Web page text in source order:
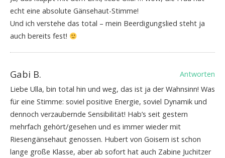
echt eine absolute Gänsehaut-Stimme!
Und ich verstehe das total – mein Beerdigungslied steht ja
auch bereits fest!
Gabi B.
Antworten
Liebe Ulla, bin total hin und weg, das ist ja der Wahnsinn! Was
für eine Stimme: soviel positive Energie, soviel Dynamik und
dennoch verzaubernde Sensibilität! Hab’s seit gestern
mehrfach gehört/gesehen und es immer wieder mit
Riesengänsehaut genossen. Hubert von Goisern ist schon
lange große Klasse, aber ab sofort hat auch Zabine Juchitzer